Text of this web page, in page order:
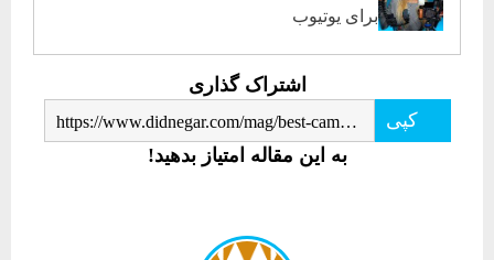
برای یوتیوب
اشتراک گذاری
کپی
https://www.didnegar.com/mag/best-camcorder-for-slomotion-1401/
به این مقاله امتیاز بدهید!